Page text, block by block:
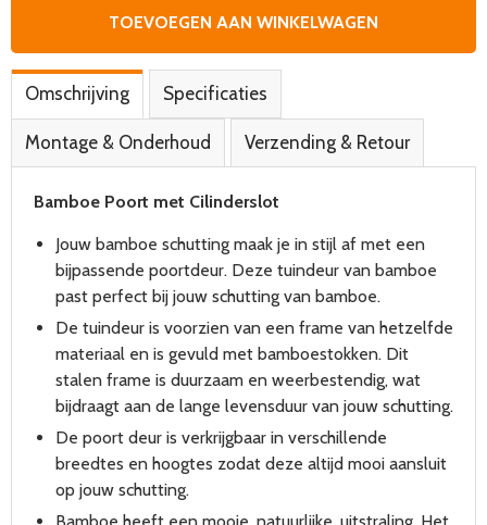
TOEVOEGEN AAN WINKELWAGEN
Omschrijving Specificaties
Montage & Onderhoud Verzending & Retour
Bamboe Poort met Cilinderslot
Jouw bamboe schutting maak je in stijl af met een
bijpassende poortdeur. Deze tuindeur van bamboe
past perfect bij jouw schutting van bamboe.
De tuindeur is voorzien van een frame van hetzelfde
materiaal en is gevuld met bamboestokken. Dit
stalen frame is duurzaam en weerbestendig, wat
bijdraagt aan de lange levensduur van jouw schutting.
De poort deur is verkrijgbaar in verschillende
breedtes en hoogtes zodat deze altijd mooi aansluit
op jouw schutting.